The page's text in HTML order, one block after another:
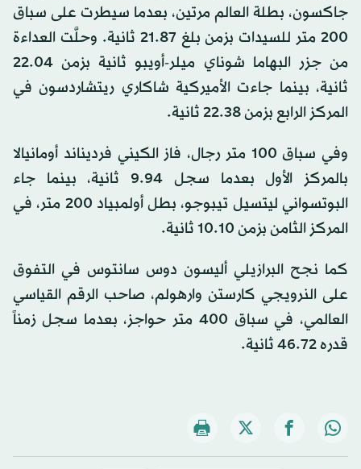
جاكسون، بطلة العالم مرتين، بعدما سيطرت على سباق
200 متر للسيدات بزمن بلغ 21.87 ثانية. وحلَّت العداءة
من جزر البهاما شوناي ميلر-أويبو ثانية بزمن 22.04
ثانية، بينما جاءت الأميركية شاكاري ريتشاردسون في
المركز الرابع بزمن 22.38 ثانية.
وفي سباق 100 متر رجال، فاز الكيني فرديناند أومانيالا
بالمركز الأول بعدما سجل 9.94 ثانية، بينما جاء
البوتسواني ليتسيل تيبوجو، بطل أولمبياد 200 متر، في
المركز الثامن بزمن 10.10 ثانية.
كما نجح البرازيلي أليسون دوس سانتوس في التفوق
على النرويجي كارستن وارهولم، صاحب الرقم القياسي
العالمي، في سباق 400 متر حواجز، بعدما سجل زمناً
قدره 46.72 ثانية.